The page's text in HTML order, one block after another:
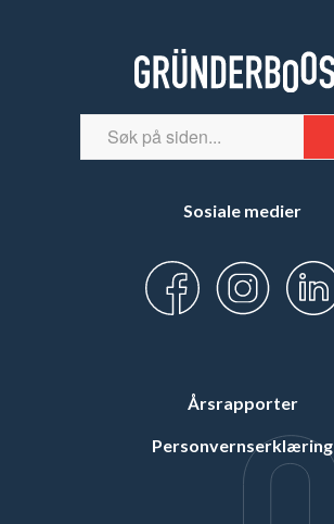
Sosiale medier
Årsrapporter
Personvernserklæring